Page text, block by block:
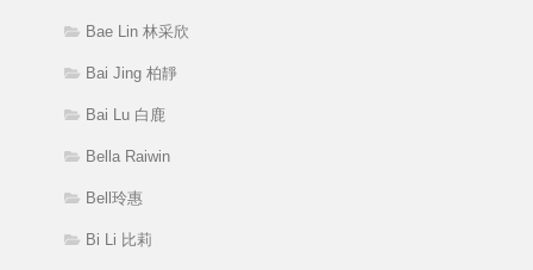
Bae Lin 林采欣
Bai Jing 柏靜
Bai Lu 白鹿
Bella Raiwin
Bell玲惠
Bi Li 比莉